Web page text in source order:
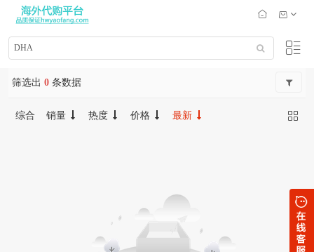
筛选出 0 条数据
综合 销量 热度 价格 最新